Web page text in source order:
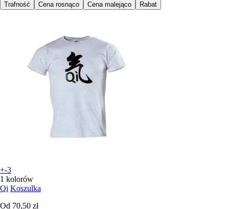
Trafność
Cena rosnąco Cena malejąco Rabat
+-3
1 kolorów
Qi Koszulka
Od 70,50 zł